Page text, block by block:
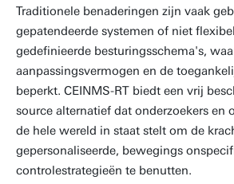
Traditionele benaderingen zijn vaak
gepatendeerde systemen of niet
gedefinieerde besturingsschema's,
aanpassingsvermogen en de
beperkt. CEINMS-RT biedt een vrij
source alternatief dat onderzoekers en
de hele wereld in staat stelt om de
gepersonaliseerde, bewegings
controlestrategieën te benutten.